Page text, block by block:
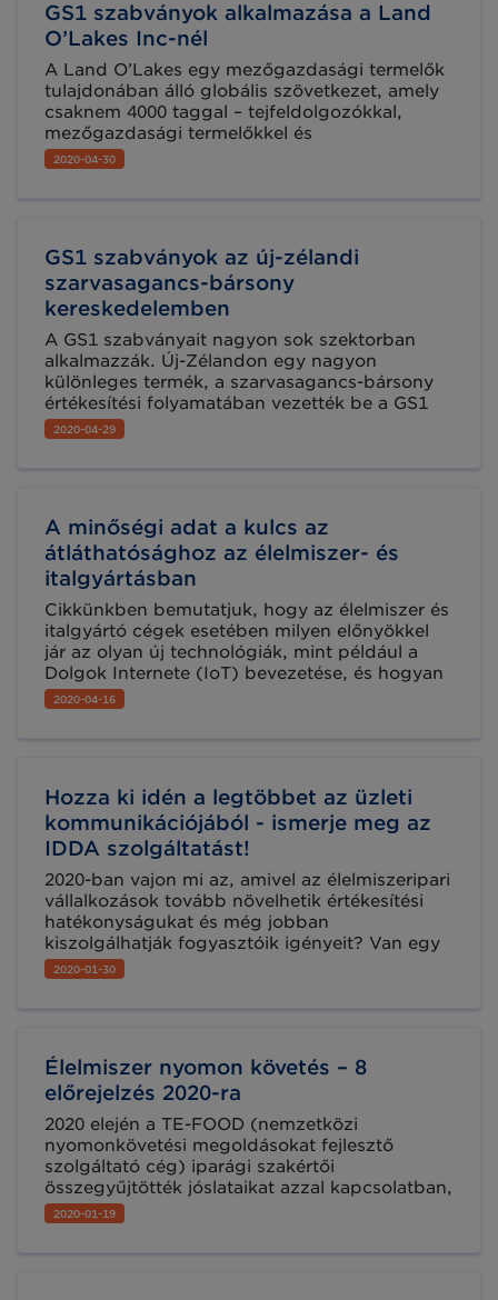
kényszerítette a kereskedőket és beszállítókat,
hogy finomítsák működési folyamataikat.
GS1 szabványok alkalmazása a Land
O’Lakes Inc-nél
A Land O’Lakes egy mezőgazdasági termelők
tulajdonában álló globális szövetkezet, amely
csaknem 4000 taggal – tejfeldolgozókkal,
mezőgazdasági termelőkkel és
mezőgazdasági kiskereskedőkkel dolgozik. A
tevékenységük kiterjedt logisztikai hálózat
2020-04-30
GS1 szabványok az új-zélandi
szarvasagancs-bársony
kereskedelemben
A GS1 szabványait nagyon sok szektorban
alkalmazzák. Új-Zélandon egy nagyon
különleges termék, a szarvasagancs-bársony
értékesítési folyamatában vezették be a GS1
megoldásait a nyomonkövethetőség, az
eredetiség védelme és az ellátási lánc
2020-04-29
A minőségi adat a kulcs az
átláthatósághoz az élelmiszer- és
italgyártásban
Cikkünkben bemutatjuk, hogy az élelmiszer és
italgyártó cégek esetében milyen előnyökkel
jár az olyan új technológiák, mint például a
Dolgok Internete (IoT) bevezetése, és hogyan
lehetséges leghatékonyabban felhasználni a
rendelkezésre álló adatokat a teljes ellátási lánc
2020-04-16
Hozza ki idén a legtöbbet az üzleti
kommunikációjából - ismerje meg az
IDDA szolgáltatást!
2020-ban vajon mi az, amivel az élelmiszeripari
vállalkozások tovább növelhetik értékesítési
hatékonyságukat és még jobban
kiszolgálhatják fogyasztóik igényeit? Van egy
megbízható tippünk: az IDDA szolgáltatás.
2020-01-30
Élelmiszer nyomon követés – 8
előrejelzés 2020-ra
2020 elején a TE-FOOD (nemzetközi
nyomonkövetési megoldásokat fejlesztő
szolgáltató cég) iparági szakértői
összegyűjtötték jóslataikat azzal kapcsolatban,
hogy szerintük melyek lesznek az élelmiszer
nyomon követés idei új, meghatározó trendjei.
2020-01-19